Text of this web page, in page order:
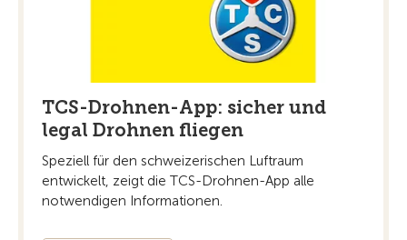
TCS-Drohnen-App: sicher und
legal Drohnen fliegen
Speziell für den schweizerischen Luftraum
entwickelt, zeigt die TCS-Drohnen-App alle
notwendigen Informationen.